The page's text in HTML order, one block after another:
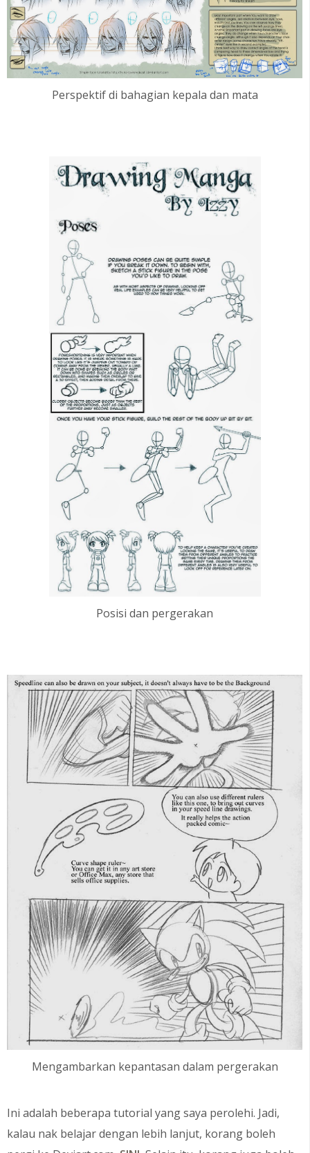
Perspektif di bahagian kepala dan mata
Posisi dan pergerakan
Mengambarkan kepantasan dalam pergerakan
Ini adalah beberapa tutorial yang saya perolehi. Jadi,
kalau nak belajar dengan lebih lanjut, korang boleh